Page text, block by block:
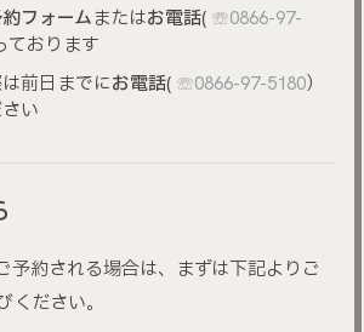
フォームまたはお電話(☏0866-97-
ております
前日までにお電話(☏0866-97-5180）
い
予約される場合は、まずは下記よりご
ください。